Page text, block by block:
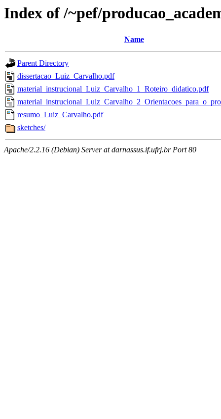
Index of /~pef/
Name
Parent Directory
dissertacao_Luiz_Carvalho.pdf
material_instrucional_Luiz_Carvalho_1_Roteiro_didatico.pdf
resumo_Luiz_Carvalho.pdf
sketches/
Apache/2.2.16 (Debian) Server at darnassus.if.ufrj.br Port 80